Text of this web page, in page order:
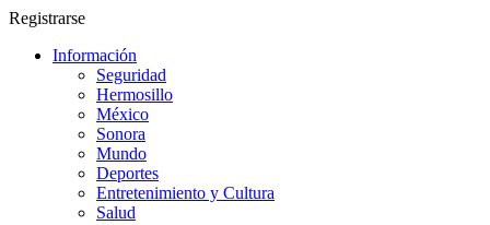
Registrarse
Información
Seguridad
Hermosillo
México
Sonora
Mundo
Deportes
Entretenimiento y Cultura
Salud